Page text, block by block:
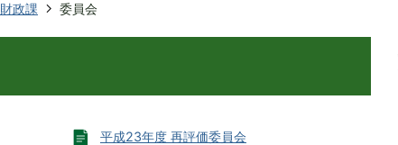
財政課 委員会
平成23年度 再評価委員会